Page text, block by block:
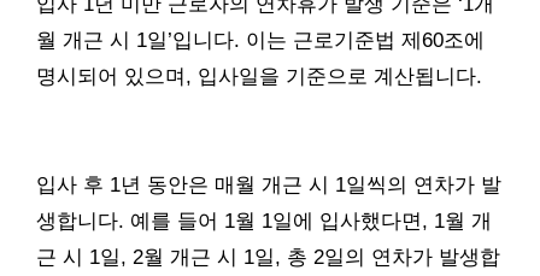
월 개근 시 1일’입니다. 이는 근로기준법 제60조에
명시되어 있으며, 입사일을 기준으로 계산됩니다.
입사 후 1년 동안은 매월 개근 시 1일씩의 연차가 발
생합니다. 예를 들어 1월 1일에 입사했다면, 1월 개
근 시 1일, 2월 개근 시 1일, 총 2일의 연차가 발생합